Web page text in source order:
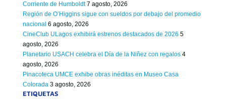
Corriente de Humboldt 7 agosto, 2026
Región de O’Higgins sigue con sueldos por debajo del promedio
nacional 6 agosto, 2026
CineClub ULagos exhibirá estrenos destacados de 2026 5
agosto, 2026
Planetario USACH celebra el Día de la Niñez con regalos 4
agosto, 2026
Pinacoteca UMCE exhibe obras inéditas en Museo Casa
Colorada 3 agosto, 2026
ETIQUETAS